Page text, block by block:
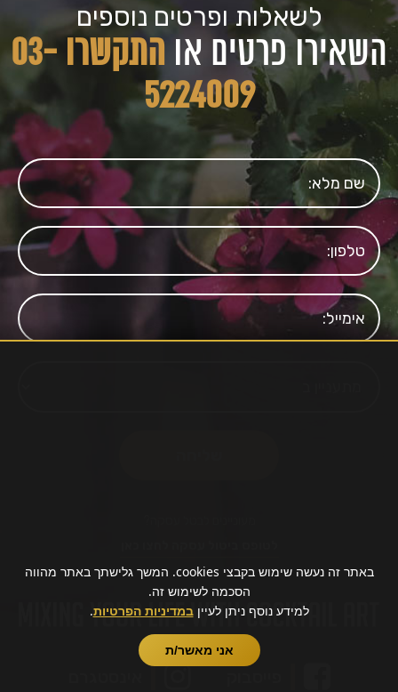
באתר זה נעשה שימוש בקבצי cookies. המשך גלישתך באתר מהווה
הסכמה לשימוש זה.
למידע נוסף ניתן לעייןבמדיניות הפרטיות.
אני מאשר/ת
לשאלות ופרטים נוספים
השאירו פרטים או
התקשרו 03-
5224009